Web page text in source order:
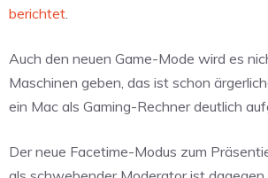
berichtet.
Auch den neuen Game-Mode wird es
Maschinen geben, das ist schon
ein Mac als Gaming-Rechner deutlich
Der neue Facetime-Modus zum